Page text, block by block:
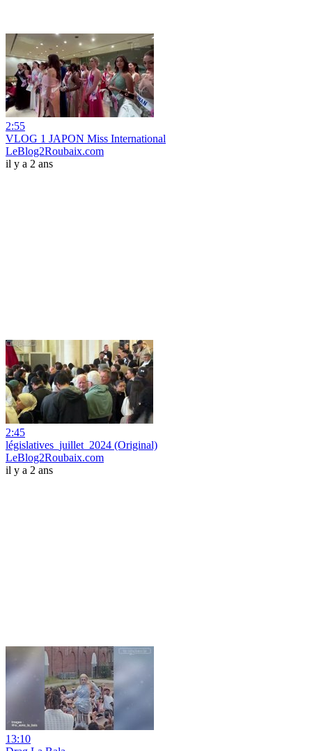
2:55
VLOG 1 JAPON Miss International
LeBlog2Roubaix.com
il y a 2 ans
2:45
législatives_juillet_2024 (Original)
LeBlog2Roubaix.com
il y a 2 ans
13:10